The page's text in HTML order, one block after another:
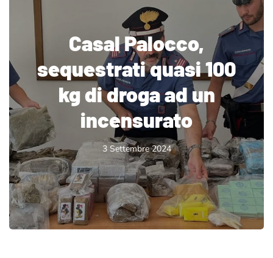
Casal Palocco,
sequestrati quasi 100
kg di droga ad un
incensurato
3 Settembre 2024